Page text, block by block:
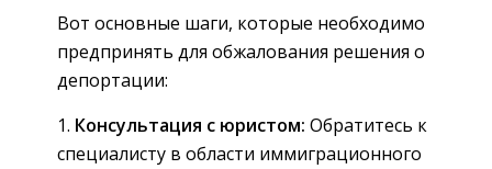
Вот основные шаги, которые необходимо
предпринять для обжалования решения о
депортации:
Консультация с юристом: Обратитесь к
специалисту в области иммиграционного